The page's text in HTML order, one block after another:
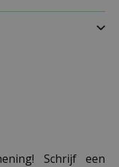
Schrijf een